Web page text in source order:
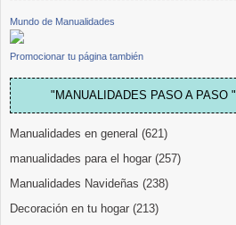
Mundo de Manualidades
Promocionar tu página también
"MANUALIDADES PASO A PASO "
Manualidades en general (621)
manualidades para el hogar (257)
Manualidades Navideñas (238)
Decoración en tu hogar (213)